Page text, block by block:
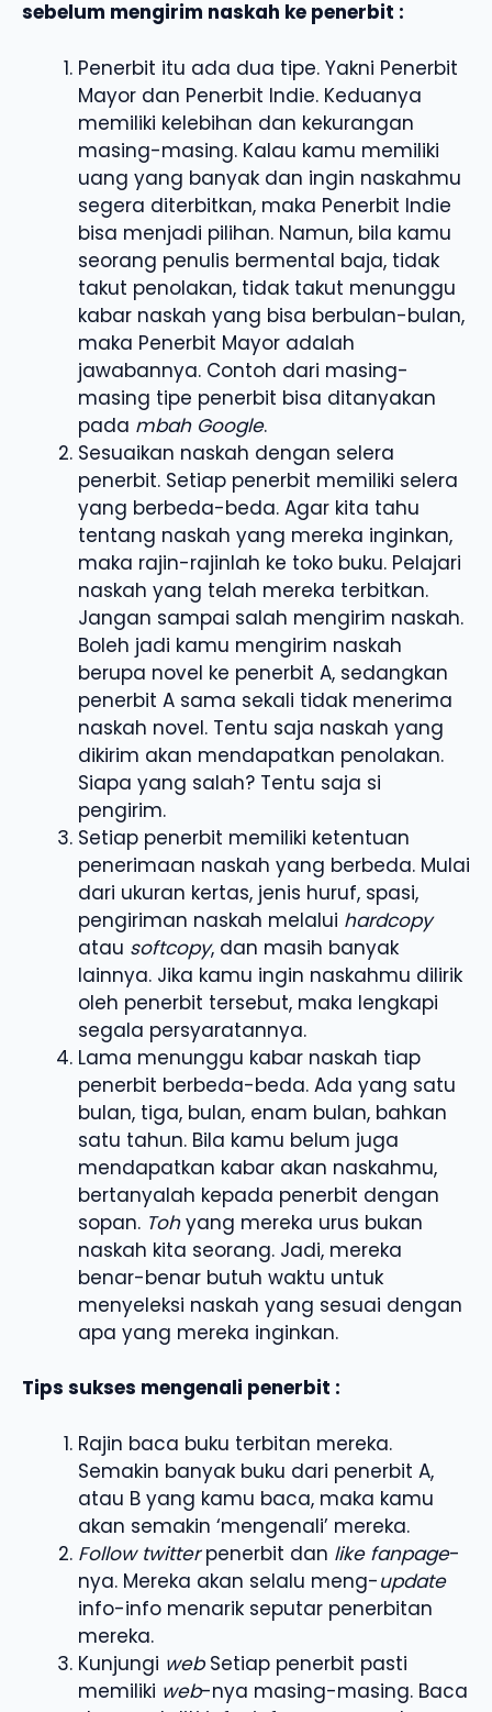
sebelum mengirim naskah ke penerbit :
Penerbit itu ada dua tipe. Yakni Penerbit
Mayor dan Penerbit Indie. Keduanya
memiliki kelebihan dan kekurangan
masing-masing. Kalau kamu memiliki
uang yang banyak dan ingin naskahmu
segera diterbitkan, maka Penerbit Indie
bisa menjadi pilihan. Namun, bila kamu
seorang penulis bermental baja, tidak
takut penolakan, tidak takut menunggu
kabar naskah yang bisa berbulan-bulan,
maka Penerbit Mayor adalah
jawabannya. Contoh dari masing-
masing tipe penerbit bisa ditanyakan
pada mbah Google.
Sesuaikan naskah dengan selera
penerbit. Setiap penerbit memiliki selera
yang berbeda-beda. Agar kita tahu
tentang naskah yang mereka inginkan,
maka rajin-rajinlah ke toko buku. Pelajari
naskah yang telah mereka terbitkan.
Jangan sampai salah mengirim naskah.
Boleh jadi kamu mengirim naskah
berupa novel ke penerbit A, sedangkan
penerbit A sama sekali tidak menerima
naskah novel. Tentu saja naskah yang
dikirim akan mendapatkan penolakan.
Siapa yang salah? Tentu saja si
pengirim.
Setiap penerbit memiliki ketentuan
penerimaan naskah yang berbeda. Mulai
dari ukuran kertas, jenis huruf, spasi,
pengiriman naskah melalui hardcopy
atau softcopy, dan masih banyak
lainnya. Jika kamu ingin naskahmu dilirik
oleh penerbit tersebut, maka lengkapi
segala persyaratannya.
Lama menunggu kabar naskah tiap
penerbit berbeda-beda. Ada yang satu
bulan, tiga, bulan, enam bulan, bahkan
satu tahun. Bila kamu belum juga
mendapatkan kabar akan naskahmu,
bertanyalah kepada penerbit dengan
sopan. Tohyang mereka urus bukan
naskah kita seorang. Jadi, mereka
benar-benar butuh waktu untuk
menyeleksi naskah yang sesuai dengan
apa yang mereka inginkan.
Tips sukses mengenali penerbit :
Rajin baca buku terbitan mereka.
Semakin banyak buku dari penerbit A,
atau B yang kamu baca, maka kamu
akan semakin ‘mengenali’ mereka.
Follow twitterpenerbit dan like fanpage-
nya. Mereka akan selalu meng-update
info-info menarik seputar penerbitan
mereka.
Kunjungi webSetiap penerbit pasti
memiliki web-nya masing-masing. Baca